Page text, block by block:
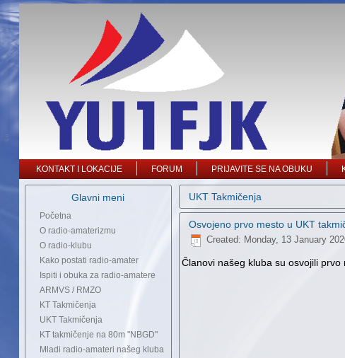
KONTAKT I LOKACIJE FORUM PRIJAVITE SE NA OBUKU
Glavni meni
Početna
O radio-amaterizmu
O radio-klubu
Kako postati radio-amater
Ispiti i obuka za radio-amatere
ARMVS / RMZO
KT Takmičenja
UKT Takmičenja
KT takmičenje na 80m "NBGD"
Mladi radio-amateri našeg kluba
UKT Takmičenja
Osvojeno prvo mesto u UKT
Created: Monday, 13 January
Članovi našeg kluba su osvojili